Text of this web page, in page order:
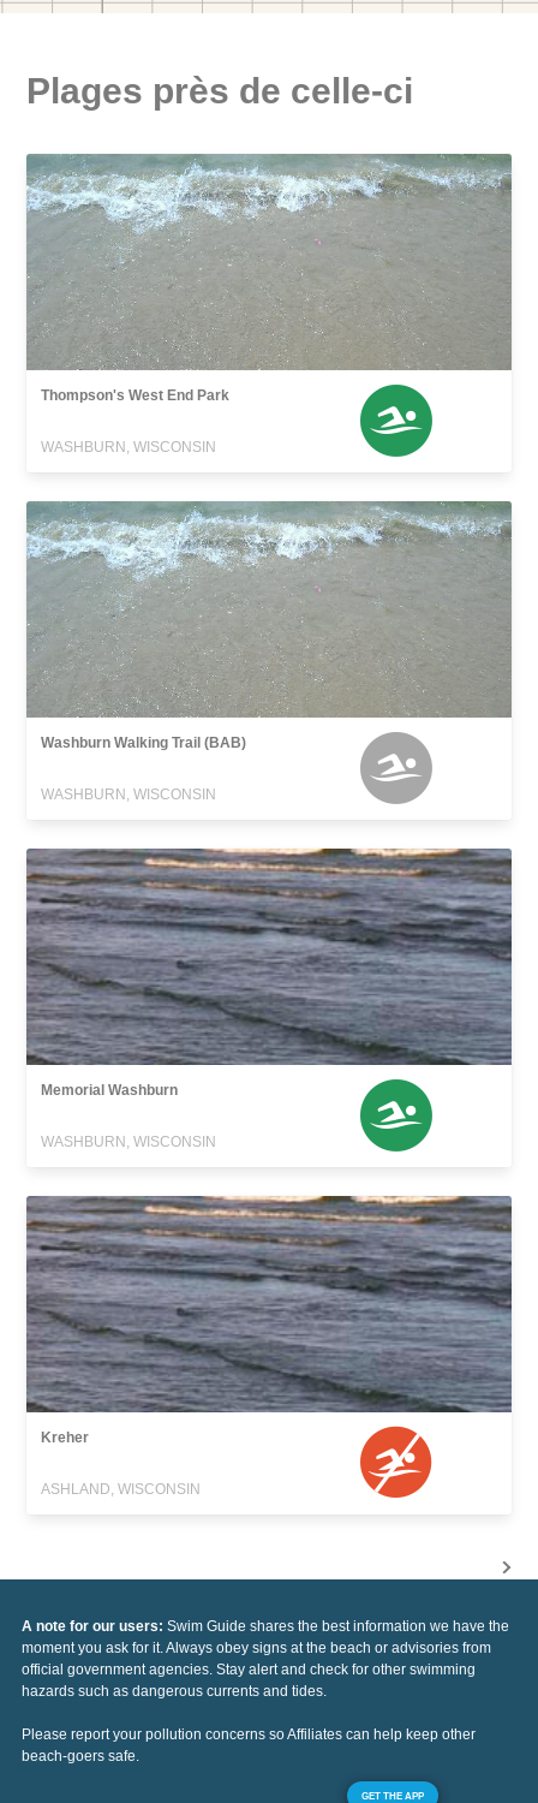
Plages près de celle-ci
Thompson's West End Park
WASHBURN, WISCONSIN
Washburn Walking Trail (BAB)
WASHBURN, WISCONSIN
Memorial Washburn
WASHBURN, WISCONSIN
Kreher
ASHLAND, WISCONSIN
A note for our users: Swim Guide shares the best information we have the
moment you ask for it. Always obey signs at the beach or advisories from
official government agencies. Stay alert and check for other swimming
hazards such as dangerous currents and tides.
Please report your pollution concerns so Affiliates can help keep other
beach-goers safe.
GET THE APP